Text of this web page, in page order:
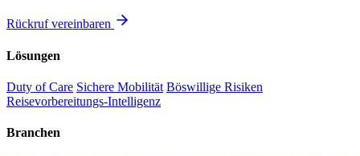
Rückruf vereinbaren
Lösungen
Duty of Care Sichere Mobilität Böswillige Risiken
Reisevorbereitungs-Intelligenz
Branchen